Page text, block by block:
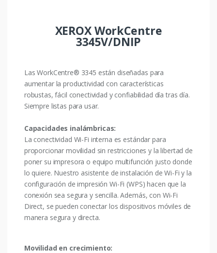
XEROX WorkCentre
3345V/DNIP
Las WorkCentre® 3345 están diseñadas para
aumentar la productividad con características
robustas, fácil conectividad y confiabilidad día tras día.
Siempre listas para usar.
Capacidades inalámbricas:
La conectividad Wi-Fi interna es estándar para
proporcionar movilidad sin restricciones y la libertad de
poner su impresora o equipo multifunción justo donde
lo quiere. Nuestro asistente de instalación de Wi-Fi y la
configuración de impresión Wi-Fi (WPS) hacen que la
conexión sea segura y sencilla. Además, con Wi-Fi
Direct, se pueden conectar los dispositivos móviles de
manera segura y directa.
Movilidad en crecimiento: